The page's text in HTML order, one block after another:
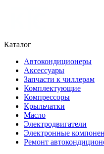
Каталог
Автокондиционеры
Аксессуары
Запчасти к чиллерам
Комплектующие
Компрессоры
Крыльчатки
Масло
Электродвигатели
Электронные
Ремонт